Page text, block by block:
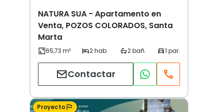
NATURA SUA - Apartamento en
Venta, POZOS COLORADOS, Santa
Marta
Contactar
Proyecto